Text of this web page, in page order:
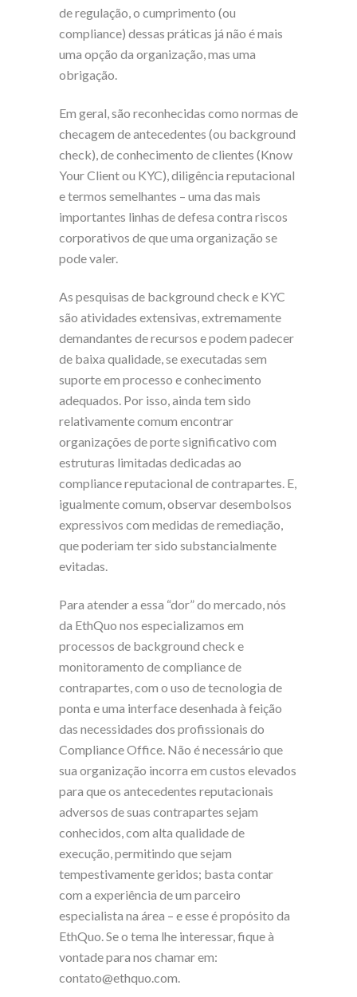
de regulação, o cumprimento (ou
compliance) dessas práticas já não é mais
uma opção da organização, mas uma
obrigação.
Em geral, são reconhecidas como normas de
checagem de antecedentes (ou background
check), de conhecimento de clientes (Know
Your Client ou KYC), diligência reputacional
e termos semelhantes – uma das mais
importantes linhas de defesa contra riscos
corporativos de que uma organização se
pode valer.
As pesquisas de background check e KYC
são atividades extensivas, extremamente
demandantes de recursos e podem padecer
de baixa qualidade, se executadas sem
suporte em processo e conhecimento
adequados. Por isso, ainda tem sido
relativamente comum encontrar
organizações de porte significativo com
estruturas limitadas dedicadas ao
compliance reputacional de contrapartes. E,
igualmente comum, observar desembolsos
expressivos com medidas de remediação,
que poderiam ter sido substancialmente
evitadas.
Para atender a essa “dor” do mercado, nós
da EthQuo nos especializamos em
processos de background check e
monitoramento de compliance de
contrapartes, com o uso de tecnologia de
ponta e uma interface desenhada à feição
das necessidades dos profissionais do
Compliance Office. Não é necessário que
sua organização incorra em custos elevados
para que os antecedentes reputacionais
adversos de suas contrapartes sejam
conhecidos, com alta qualidade de
execução, permitindo que sejam
tempestivamente geridos; basta contar
com a experiência de um parceiro
especialista na área – e esse é propósito da
EthQuo. Se o tema lhe interessar, fique à
vontade para nos chamar em:
contato@ethquo.com.